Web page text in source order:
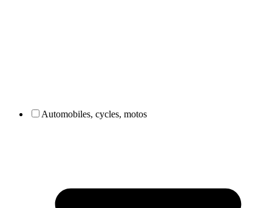
Automobiles, cycles, motos